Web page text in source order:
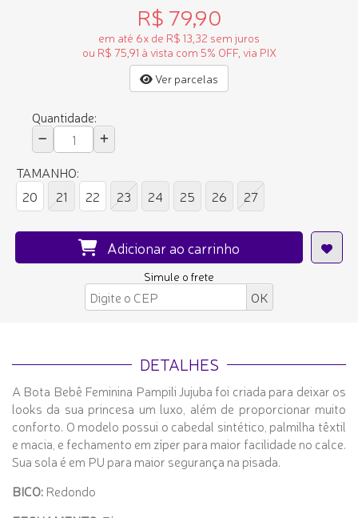
R$ 79,90
em até 6x de R$ 13,32 sem juros
ou R$ 75,91 à vista com 5% OFF, via PIX
Ver parcelas
Quantidade:
TAMANHO:
20
21 22 23 24 25 26 27
Adicionar ao carrinho
Simule o frete
DETALHES
A Bota Bebê Feminina Pampili Jujuba foi criada para deixar os
looks da sua princesa um luxo, além de proporcionar muito
conforto. O modelo possui o cabedal sintético, palmilha têxtil
e macia, e fechamento em zíper para maior facilidade no calce.
Sua sola é em PU para maior segurança na pisada.
BICO: Redondo